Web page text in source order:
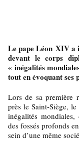
Le pape Léon XIV a
devant le corps
« inégalités
tout en évoquant ses
Lors de sa première
près le Saint-Siège,
inégalités
des fossés profonds
sein d’une même